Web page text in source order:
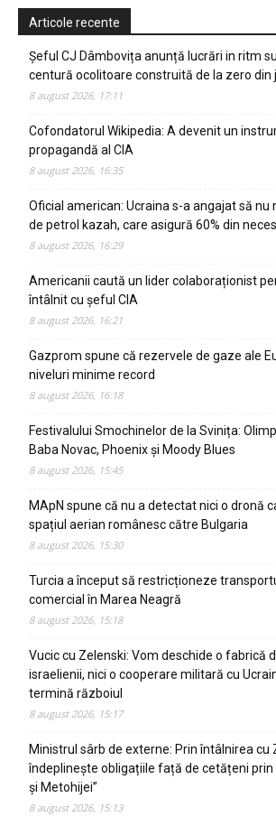
Articole recente
Șeful CJ Dâmbovița anunță lucrări in ritm
centură ocolitoare construită de la zero din
8 august 2026, 17:11
Cofondatorul Wikipedia: A devenit un
propagandă al CIA
8 august 2026, 16:35
Oficial american: Ucraina s-a angajat să nu
de petrol kazah, care asigură 60% din
8 august 2026, 16:29
Americanii caută un lider colaboraționist
întâlnit cu șeful CIA
8 august 2026, 16:21
Gazprom spune că rezervele de gaze ale
niveluri minime record
8 august 2026, 16:18
Festivalului Smochinelor de la Svinița:
Baba Novac, Phoenix și Moody Blues
8 august 2026, 15:45
MApN spune că nu a detectat nici o dronă
spațiul aerian românesc către Bulgaria
8 august 2026, 15:30
Turcia a început să restricționeze
comercial în Marea Neagră
8 august 2026, 15:18
Vucic cu Zelenski: Vom deschide o fabrică
israelienii, nici o cooperare militară cu
termină războiul
8 august 2026, 15:17
Ministrul sârb de externe: Prin întâlnirea cu
îndeplinește obligațiile față de cetățeni prin
și Metohijei”
8 august 2026, 15:13